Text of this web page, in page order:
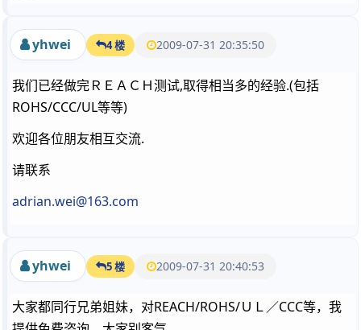
yhwei 4 楼 2009-07-31 20:35:50
我们已经做完ＲＥＡＣＨ测试,取得相当多的经验.(包括
ROHS/CCC/UL等等)
欢迎各位朋友相互交流.
请联系
adrian.wei@163.com
yhwei 5 楼 2009-07-31 20:40:53
大家都同行兄弟姐妹，对REACH/ROHS/ＵＬ／CCC等，我